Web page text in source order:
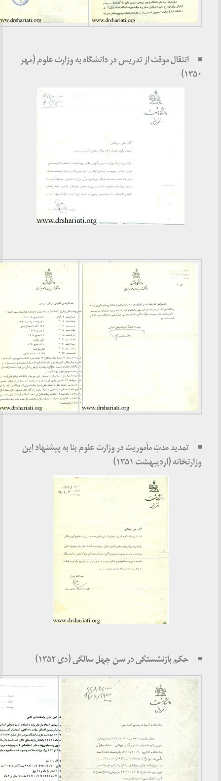
انتقال موقت از تدریس در دانشگاه به وزارت علوم (مهر
تمدید مدتِ مأموریت در وزارت علوم بنا به پیشنهاد این
وزارتخانه (اردیبهشت ۱۳۵۱)
حکم بازنشستگی در سن چهل سالگی (دی ۱۳۵۲)